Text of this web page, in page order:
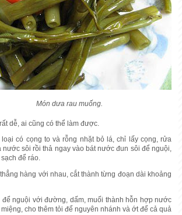
Món dưa rau muống.
dễ, ai cũng có thể làm được.
có cọng to và rỗng nhặt bỏ lá, chỉ lấy cọng, rửa
nước sôi rồi thả ngay vào bát nước đun sôi để nguội,
để ráo.
hàng với nhau, cắt thành từng đoạn dài khoảng
nguội với đường, dấm, muối thành hỗn hợp nước
cho thêm tỏi để nguyên nhánh và ớt để cả quả